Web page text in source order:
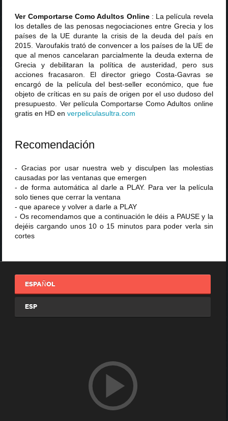
Ver Comportarse Como Adultos Online : La película revela
los detalles de las penosas negociaciones entre Grecia y los
países de la UE durante la crisis de la deuda del país en
2015. Varoufakis trató de convencer a los países de la UE de
que al menos cancelaran parcialmente la deuda externa de
Grecia y debilitaran la política de austeridad, pero sus
acciones fracasaron. El director griego Costa-Gavras se
encargó de la película del best-seller económico, que fue
objeto de críticas en su país de origen por el uso dudoso del
presupuesto. Ver película Comportarse Como Adultos online
gratis en HD enverpeliculasultra .com
Recomendación
- Gracias por usar nuestra web y disculpen las molestias
causadas por las ventanas que emergen
- de forma automática al darle a PLAY. Para ver la película
solo tienes que cerrar la ventana
- que aparece y volver a darle a PLAY
- Os recomendamos que a continuación le déis a PAUSE y la
dejéis cargando unos 10 o 15 minutos para poder verla sin
cortes
ESPAÑOL
ESP